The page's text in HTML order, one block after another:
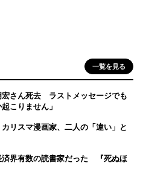
一覧を見る
宏さん死去 ラストメッセージでも
こりません」
リスマ漫画家、二人の「違い」と
済界有数の読書家だった 『死ぬほ